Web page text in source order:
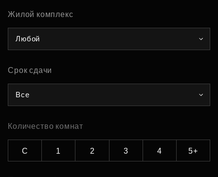
Жилой комплекс
Любой
Срок сдачи
Все
Количество комнат
С 1 2 3 4 5+